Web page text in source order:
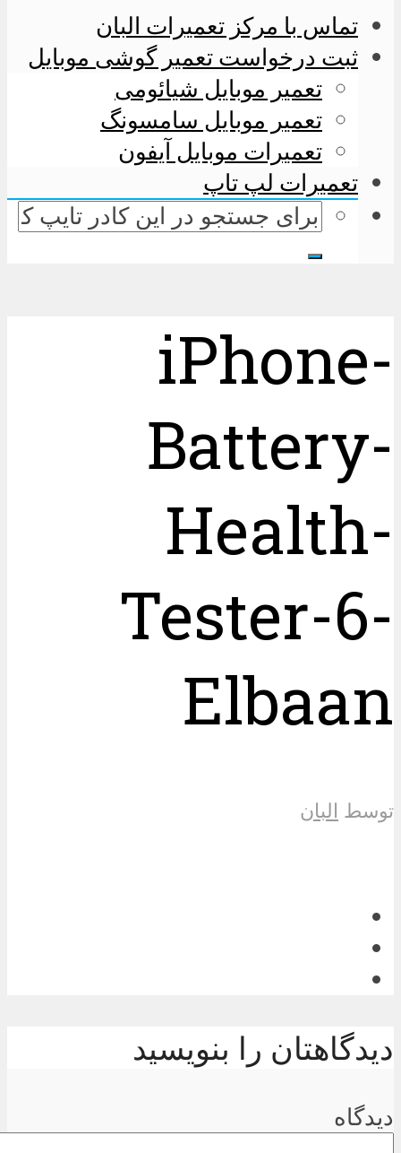
تماس با مرکز تعمیرات البان
ثبت درخواست تعمیر گوشی موبایل
تعمیر موبایل شیائومی
تعمیر موبایل سامسونگ
تعمیرات موبایل آیفون
تعمیرات لپ تاپ
iPhone-
Battery-
Health-
Tester-6-
Elbaan
توسط البان
دیدگاهتان را بنویسید
دیدگاه